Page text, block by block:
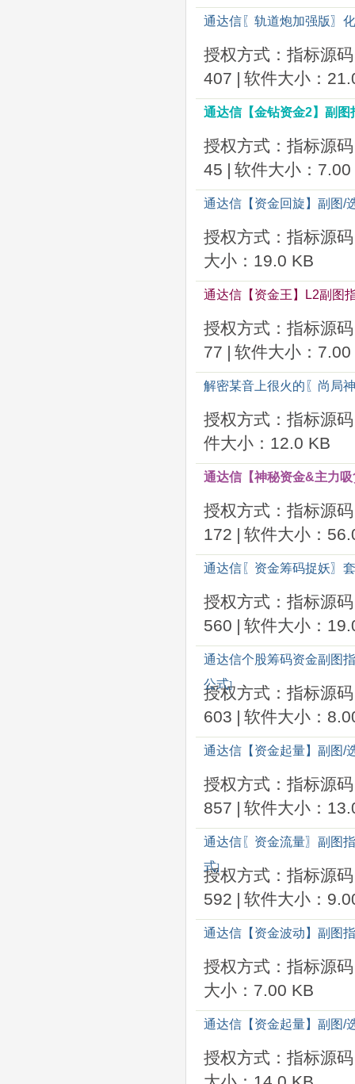
通达信〖轨道炮加强版〗
授权方式：指标源码
407 | 软件大小：
通达信【金钻资金2】副
授权方式：指标源码
45 | 软件大小：7.00
通达信【资金回旋】副图/
授权方式：指标源码
大小：19.0 KB
通达信【资金王】L2副图
授权方式：指标源码
77 | 软件大小：7.00
解密某音上很火的〖尚局
授权方式：指标源码
件大小：12.0 KB
通达信【神秘资金&主力
授权方式：指标源码
172 | 软件大小：
通达信〖资金筹码捉妖〗
授权方式：指标源码
560 | 软件大小：
通达信个股筹码资金副图
公式]
授权方式：指标源码
603 | 软件大小：
通达信【资金起量】副图/
授权方式：指标源码
857 | 软件大小：
通达信〖资金流量〗副图
式]
授权方式：指标源码
592 | 软件大小：
通达信【资金波动】副图
授权方式：指标源码
大小：7.00 KB
通达信【资金起量】副图/
授权方式：指标源码